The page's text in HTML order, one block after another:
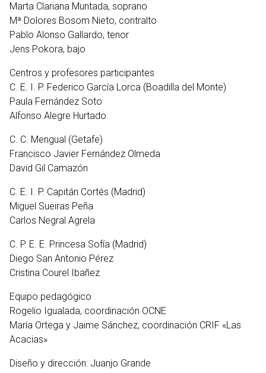
Marta Clariana Muntada, soprano
Mª Dolores Bosom Nieto, contralto
Pablo Alonso Gallardo, tenor
Jens Pokora, bajo
Centros y profesores participantes
C. E. I. P. Federico García Lorca (Boadilla del Monte)
Paula Fernández Soto
Alfonso Alegre Hurtado
C. C. Mengual (Getafe)
Francisco Javier Fernández Olmeda
David Gil Camazón
C. E. I. P. Capitán Cortés (Madrid)
Miguel Sueiras Peña
Carlos Negral Agrela
C. P. E. E. Princesa Sofía (Madrid)
Diego San Antonio Pérez
Cristina Courel Ibañez
Equipo pedagógico
Rogelio Igualada, coordinación OCNE
María Ortega y Jaime Sánchez, coordinación CRIF «Las
Acacias»
Diseño y dirección: Juanjo Grande